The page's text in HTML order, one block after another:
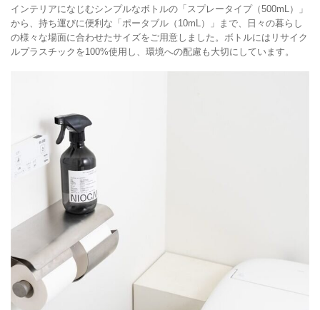
インテリアになじむシンプルなボトルの「スプレータイプ（500mL）」
から、持ち運びに便利な「ポータブル（10mL）」まで、日々の暮らし
の様々な場面に合わせたサイズをご用意しました。ボトルにはリサイク
ルプラスチックを100%使用し、環境への配慮も大切にしています。